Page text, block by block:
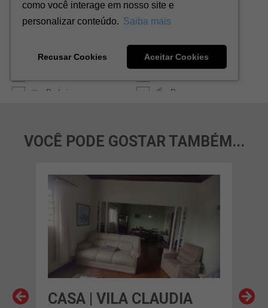
VOCÊ PODE GOSTAR TAMBÉM...
CASA | VILA CLAUDIA